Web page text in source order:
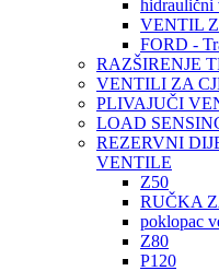
hidraulični
VENTIL
FORD -
RAZŠIRENJE
VENTILI ZA
PLIVAJUČI
LOAD
REZERVNI
VENTILE
Z50
RUČKA
poklopac
Z80
P120